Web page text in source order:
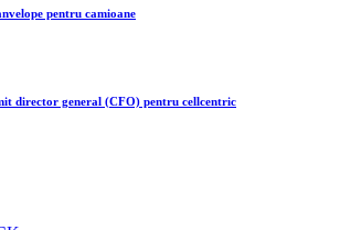
pentru camioane
director general (CFO) pentru cellcentric